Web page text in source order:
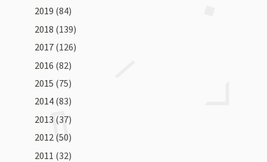
2019 (84)
2018 (139)
2017 (126)
2016 (82)
2015 (75)
2014 (83)
2013 (37)
2012 (50)
2011 (32)